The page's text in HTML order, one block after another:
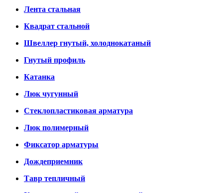
Лента стальная
Квадрат стальной
Швеллер гнутый, холоднокатаный
Гнутый профиль
Катанка
Люк чугунный
Стеклопластиковая арматура
Люк полимерный
Фиксатор арматуры
Дождеприемник
Тавр тепличный